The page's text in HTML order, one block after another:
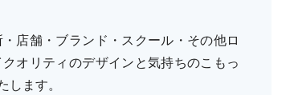
店舗・ブランド・スクール・その他ロ
オリティのデザインと気持ちのこもっ
ます。